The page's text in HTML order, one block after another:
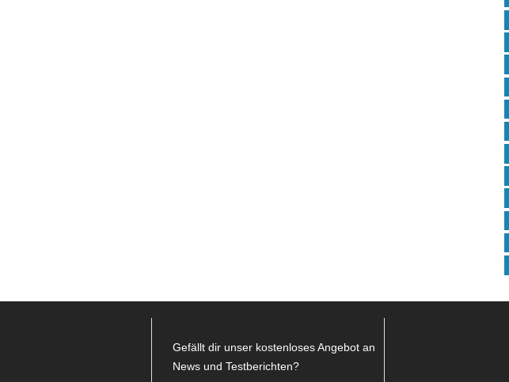
Gefällt dir unser kostenloses Angebot an
News und Testberichten?